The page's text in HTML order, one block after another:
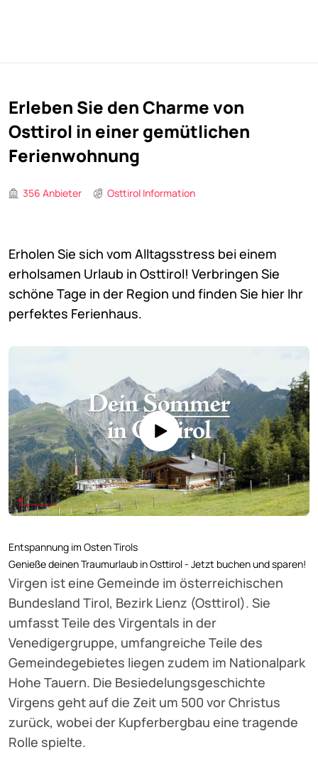
Erleben Sie den Charme von
Osttirol in einer gemütlichen
Ferienwohnung
356 Anbieter Osttirol Information
Erholen Sie sich vom Alltagsstress bei einem
erholsamen Urlaub in Osttirol! Verbringen Sie
schöne Tage in der Region und finden Sie hier Ihr
perfektes Ferienhaus.
Entspannung im Osten Tirols
Genieße deinen Traumurlaub in Osttirol - Jetzt buchen und sparen!
Virgen ist eine Gemeinde im österreichischen
Bundesland Tirol, Bezirk Lienz (Osttirol). Sie
umfasst Teile des Virgentals in der
Venedigergruppe, umfangreiche Teile des
Gemeindegebietes liegen zudem im Nationalpark
Hohe Tauern. Die Besiedelungsgeschichte
Virgens geht auf die Zeit um 500 vor Christus
zurück, wobei der Kupferbergbau eine tragende
Rolle spielte.